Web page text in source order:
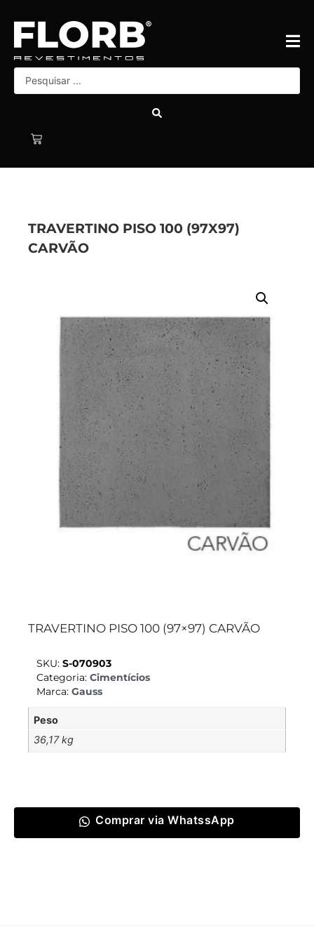
TRAVERTINO PISO 100 (97X97)
CARVÃO
TRAVERTINO PISO 100 (97×97) CARVÃO
SKU: S-070903
Categoria: Cimentícios
Marca: Gauss
Peso
36,17 kg
Comprar via WhatssApp